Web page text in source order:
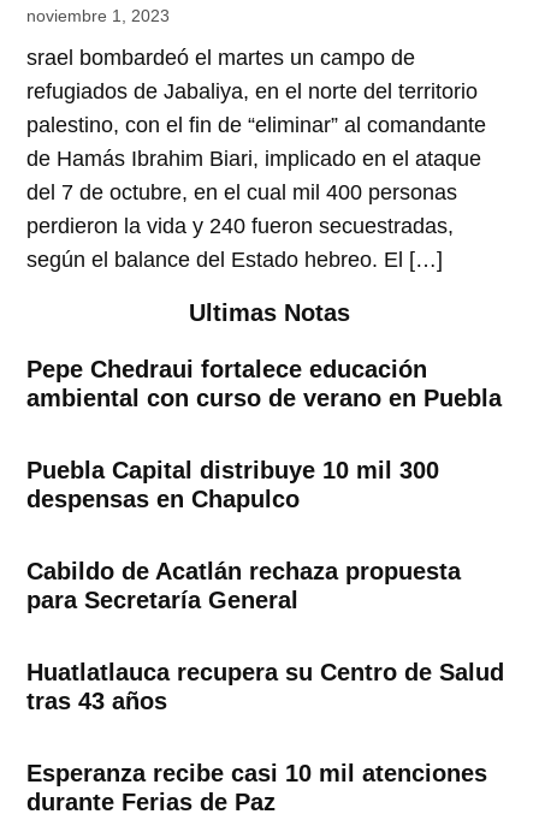
noviembre 1, 2023
srael bombardeó el martes un campo de
refugiados de Jabaliya, en el norte del territorio
palestino, con el fin de “eliminar” al comandante
de Hamás Ibrahim Biari, implicado en el ataque
del 7 de octubre, en el cual mil 400 personas
perdieron la vida y 240 fueron secuestradas,
según el balance del Estado hebreo. El […]
Ultimas Notas
Pepe Chedraui fortalece educación
ambiental con curso de verano en Puebla
Puebla Capital distribuye 10 mil 300
despensas en Chapulco
Cabildo de Acatlán rechaza propuesta
para Secretaría General
Huatlatlauca recupera su Centro de Salud
tras 43 años
Esperanza recibe casi 10 mil atenciones
durante Ferias de Paz